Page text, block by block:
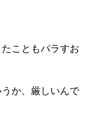
こともバラすお
か、厳しいんで